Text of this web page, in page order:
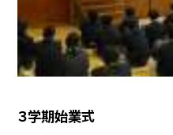
３学期始業式